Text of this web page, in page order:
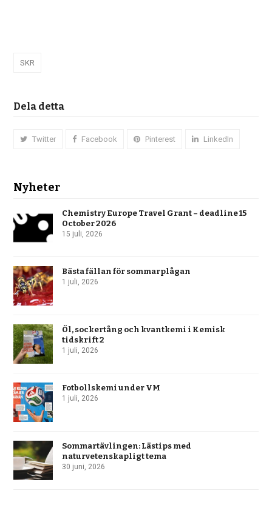
SKR
Dela detta
Twitter Facebook Pinterest LinkedIn
Nyheter
Chemistry Europe Travel Grant – deadline 15
October 2026
15 juli, 2026
Bästa fällan för sommarplågan
1 juli, 2026
Öl, sockertång och kvantkemi i Kemisk
tidskrift 2
1 juli, 2026
Fotbollskemi under VM
1 juli, 2026
Sommartävlingen: Lästips med
naturvetenskapligt tema
30 juni, 2026